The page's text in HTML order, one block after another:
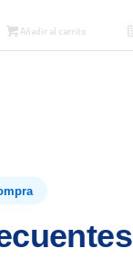
Añadir al carrito